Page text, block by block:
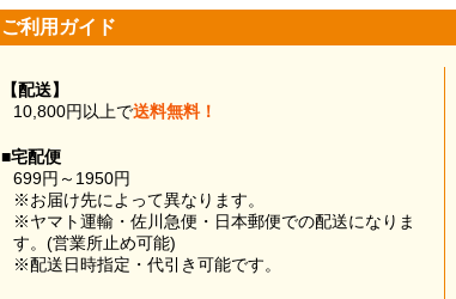
ご利用ガイド
【配送】
10,800円以上で送料無料！
■宅配便
699円～1950円
※お届け先によって異なります。
※ヤマト運輸・佐川急便・日本郵便での配送になりま
す。(営業所止め可能)
※配送日時指定・代引き可能です。